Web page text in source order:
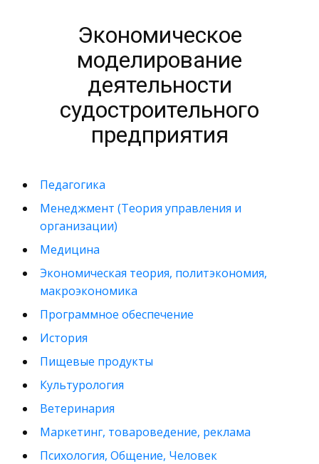
Экономическое
моделирование
деятельности
судостроительного
предприятия
Педагогика
Менеджмент (Теория управления и
организации)
Медицина
Экономическая теория, политэкономия,
макроэкономика
Программное обеспечение
История
Пищевые продукты
Культурология
Ветеринария
Маркетинг, товароведение, реклама
Психология, Общение, Человек